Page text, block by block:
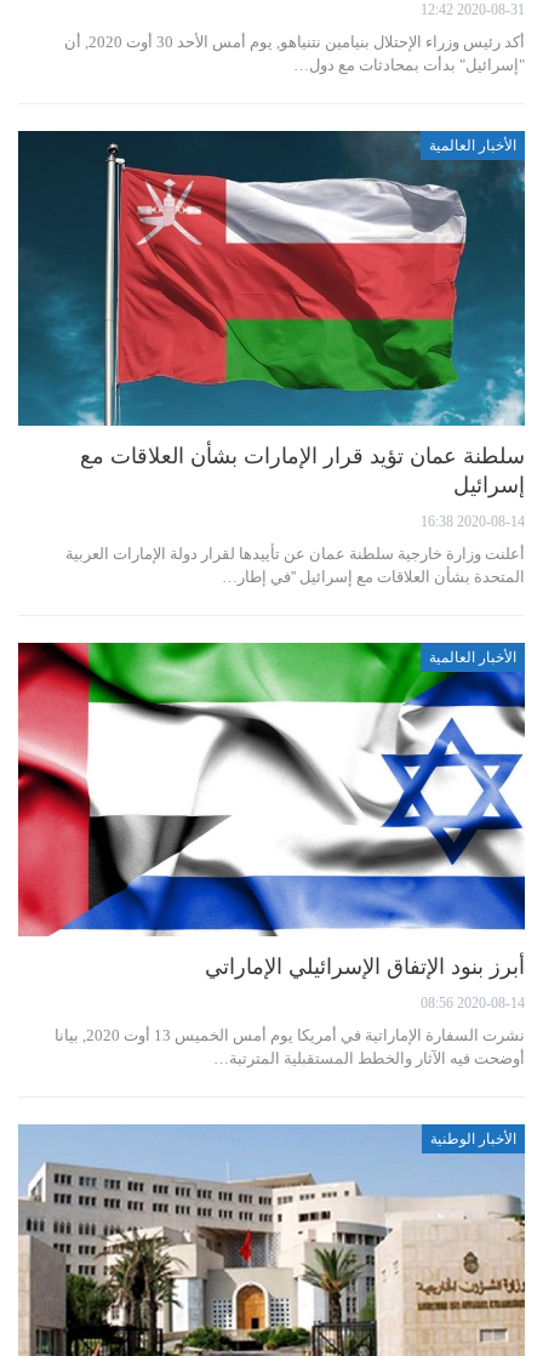
2020-08-31 12:42
أكد رئيس وزراء الإحتلال بنيامين نتنياهو, يوم أمس الأحد 30 أوت 2020, أن
"إسرائيل" بدأت بمحادثات مع دول…
الأخبار العالمية
سلطنة عمان تؤيد قرار الإمارات بشأن العلاقات مع
إسرائيل
2020-08-14 16:38
أعلنت وزارة خارجية سلطنة عمان عن تأييدها لقرار دولة الإمارات العربية
المتحدة بشأن العلاقات مع إسرائيل ''في إطار…
الأخبار العالمية
أبرز بنود الإتفاق الإسرائيلي الإماراتي
2020-08-14 08:56
نشرت السفارة الإماراتية في أمريكا يوم أمس الخميس 13 أوت 2020, بيانا
أوضحت فيه الآثار والخطط المستقبلية المترتبة…
الأخبار الوطنية